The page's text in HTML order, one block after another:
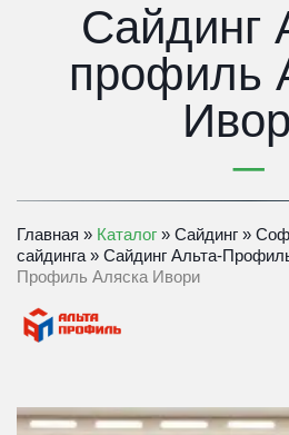
Сайдинг
профиль
Главная » Каталог » Сайдинг »
сайдинга » Сайдинг Альта-
Профиль Аляска Ивори